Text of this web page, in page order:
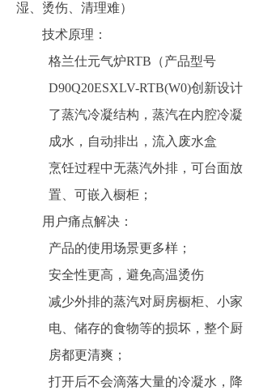
湿、烫伤、清理难）
技术原理：
格兰仕元气炉RTB（产品型号
D90Q20ESXLV-RTB(W0)创新设计
了蒸汽冷凝结构，蒸汽在内腔冷凝
成水，自动排出，流入废水盒
烹饪过程中无蒸汽外排，可台面放
置、可嵌入橱柜；
用户痛点解决：
产品的使用场景更多样；
安全性更高，避免高温烫伤
减少外排的蒸汽对厨房橱柜、小家
电、储存的食物等的损坏，整个厨
房都更清爽；
打开后不会滴落大量的冷凝水，降